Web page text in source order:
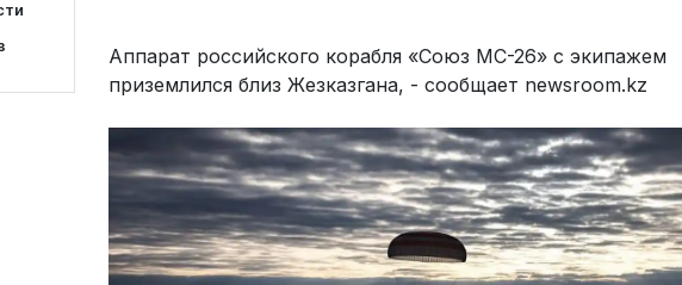
Аппарат российского корабля «Союз МС-26» с экипажем
приземлился близ Жезказгана, - сообщает newsroom.kz